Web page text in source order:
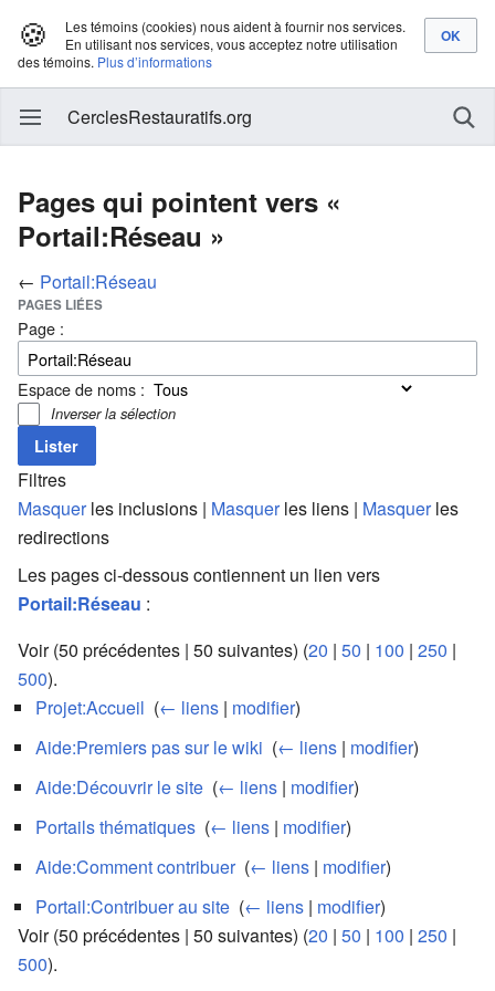
🍪
Les témoins (cookies) nous aident à fournir nos services.
En utilisant nos services, vous acceptez notre utilisation
des témoins. Plus d’informations
CerclesRestauratifs.org
Pages qui pointent vers «
Portail:Réseau »
← Portail:Réseau
PAGES LIÉES
Page :
Espace de noms :
Inverser la sélection
Filtres
Masquerles inclusions | Masquerles liens | Masquerles
redirections
Les pages ci-dessous contiennent un lien vers
Portail:Réseau :
Voir (50 précédentes | 50 suivantes) (20 | 50 | 100 | 250 |
500).
Projet:Accueil (← liens | modifier)
Aide:Premiers pas sur le wiki (← liens | modifier)
Aide:Découvrir le site (← liens | modifier)
Portails thématiques (← liens | modifier)
Aide:Comment contribuer‎ (← liens | modifier)
Portail:Contribuer au site (← liens | modifier)
Voir (50 précédentes | 50 suivantes) (20 | 50 | 100 | 250 |
500).